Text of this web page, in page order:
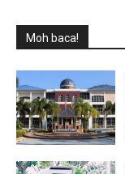
Moh baca!